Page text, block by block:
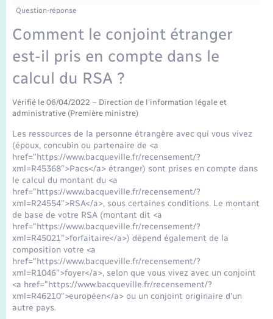
Etat-civil - Papiers - Citoyenneté
Mariage – PACS
Parrainage civil
Recensement
Logement - Urbanisme
Loisirs
Nouvel habitant
Numérique
Organisation d’événement
Sécurité - Prévention
Seniors
Transports
Transports scolaires
Travaux - Autorisation d’occupation de l’espace
Compétences
Plan interactif
Présentation de la commune
Publications
La Communauté de communes
Question-réponse
Comment le conjoint étranger
est-il pris en compte dans le
calcul du RSA ?
Vérifié le 06/04/2022 – Direction de l'information légale et
administrative (Première ministre)
Les ressources de la personne étrangère avec qui vous vivez
(époux, concubin ou partenaire de <a
href="https://www.bacqueville.fr/recensement/?
xml=R45368">Pacs</a> étranger) sont prises en compte dans
le calcul du montant du <a
href="https://www.bacqueville.fr/recensement/?
xml=R24554">RSA</a>, sous certaines conditions. Le montant
de base de votre RSA (montant dit <a
href="https://www.bacqueville.fr/recensement/?
xml=R45021">forfaitaire</a>) dépend également de la
composition votre <a
href="https://www.bacqueville.fr/recensement/?
xml=R1046">foyer</a>, selon que vous vivez avec un conjoint
<a href="https://www.bacqueville.fr/recensement/?
xml=R46210">européen</a> ou un conjoint originaire d'un
autre pays.